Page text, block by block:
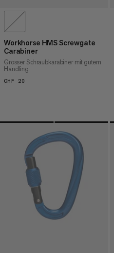
Workhorse HMS Screwgate
Carabiner
Grosser Schraubkarabiner mit gutem
Handling
CHF 20